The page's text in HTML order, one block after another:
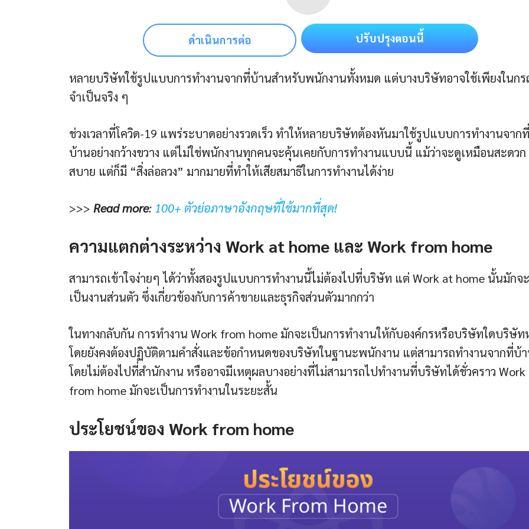
ดำเนินการต่อ ปรับปรุงตอนนี้
หลายบริษัทใช้รูปแบบการทำงานจากที่บ้านสำหรับพนักงานทั้งหมด แต่บางบริษัทอาจใช้เพียงในก
จำเป็นจริง ๆ
ช่วงเวลาที่โควิด-19 แพร่ระบาดอย่างรวดเร็ว ทำให้หลายบริษัทต้องหันมาใช้รูปแบบการทำงานจากที่
บ้านอย่างกว้างขวาง แต่ไม่ใช่พนักงานทุกคนจะคุ้นเคยกับการทำงานแบบนี้ แม้ว่าจะดูเหมือนสะดวก
สบาย แต่ก็มี “สิ่งล่อลวง” มากมายที่ทำให้เสียสมาธิในการทำงานได้ง่าย
>>> Read more: 100+ ตัวย่อภาษาอังกฤษที่ใช้มากที่สุด!
ความแตกต่างระหว่าง Work at home และ Work from home
สามารถเข้าใจง่ายๆ ได้ว่าทั้งสองรูปแบบการทำงานนี้ไม่ต้องไปที่บริษัท แต่ Work at home นั้นมักจะ
เป็นงานส่วนตัว ซึ่งเกี่ยวข้องกับการค้าขายและธุรกิจส่วนตัวมากกว่า
ในทางกลับกัน การทำงาน Work from home มักจะเป็นการทำงานให้กับองค์กรหรือบริษัทใดบริษัท
โดยยังคงต้องปฏิบัติตามคำสั่งและข้อกำหนดของบริษัทในฐานะพนักงาน แต่สามารถทำงานจากที่บ้
โดยไม่ต้องไปที่สำนักงาน หรืออาจมีเหตุผลบางอย่างที่ไม่สามารถไปทำงานที่บริษัทได้ชั่วคราว Work
from home มักจะเป็นการทำงานในระยะสั้น
ประโยชน์ของ Work from home